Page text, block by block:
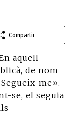
Compartir
aquell
de nom
me».
se, el seguia